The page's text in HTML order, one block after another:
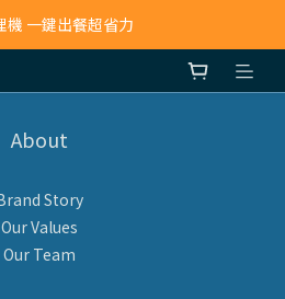
吸毛清淨抗敏一次搞定
機 一鍵出餐超省力
About
Story
Our Values
Our Team